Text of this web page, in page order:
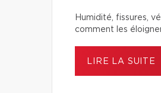
Humidité, fissures,
comment les
LIRE LA SUITE